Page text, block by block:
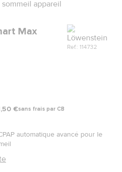
Max Marque
Ref.: 114732
€sans frais par CB
automatique avancé pour le